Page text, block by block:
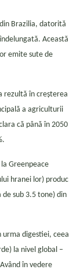
Brazilia, datorită
Această
emite sute de
rezultă în creșterea
a agriculturii
că până în 2050
Greenpeace
hranei lor) produc
sub 3.5 tone) din
urma digestiei, ceea
la nivel global –
în vedere